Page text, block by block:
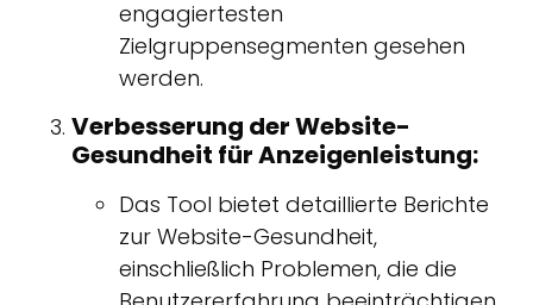
engagiertesten
Zielgruppensegmenten gesehen
werden.
Verbesserung der Website-
Gesundheit für Anzeigenleistung:
Das Tool bietet detaillierte Berichte
zur Website-Gesundheit,
einschließlich Problemen, die die